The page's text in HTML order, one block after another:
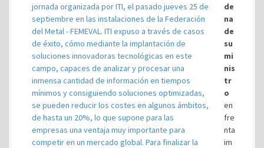
de
na
de
su
mi
nis
tr
o
en
fre
nta
im